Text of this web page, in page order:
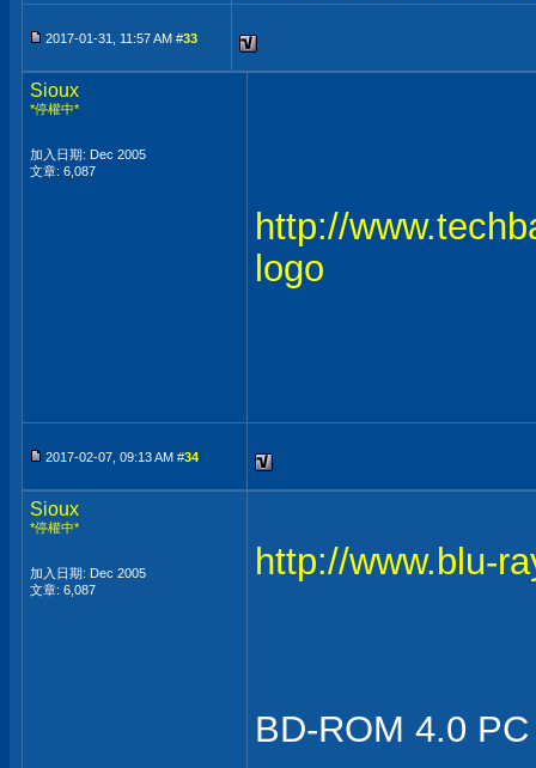
2017-01-31, 11:57 AM #33
Sioux
*停權中*
加入日期: Dec 2005
文章: 6,087
http://
logo
2017-02-07, 09:13 AM #34
Sioux
*停權中*
加入日期: Dec 2005
文章: 6,087
http://www.blu-
BD-ROM 4.0